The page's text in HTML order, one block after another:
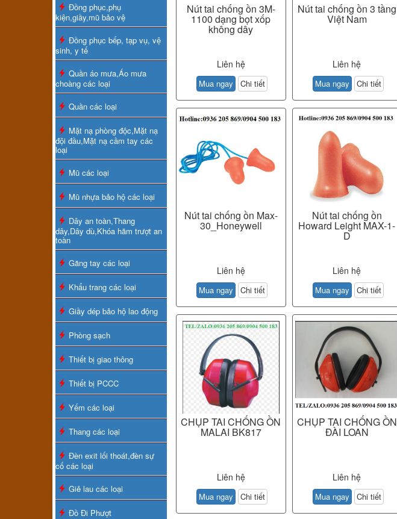
Đồng phục,phụ
kiện,giầy,mũ bảo vệ
Đồng phục bếp, tạp vụ, vệ
sinh, y tế
Quần áo mưa,Áo mưa
choàng các loại
Quần các loại
Mặt nạ phòng độc,Mặt nạ
đội đầu,Mặt nạ cầm tay các
loại
Mũ các loại
Mũ nhựa bảo hộ các loại
Dây an toàn,Thang
dây,Dây dù,Khóa hãm trượt an
toàn
Găng tay các loại
Khẩu trang các loại
Giầy dép bảo hộ lao động
Phòng sạch
Thiết bị giao thông
Thiết bị PCCC
Yếm các loại
Thang các loại
Đèn exit lối thoát,đèn sự
cố các loại
Giẻ lau các loại
Đồ Đi Phượt
Nút tai chống ồn 3M-
1100 dạng bọt xốp
không dây
Liên hệ
Mua ngay Chi tiết
Nút tai chống ồn 3 tầng
Việt Nam
Liên hệ
Mua ngay Chi tiết
Nút tai chống ồn Max-
30_Honeywell
Liên hệ
Mua ngay Chi tiết
Nút tai chống ồn
Howard Leight MAX-1-
D
Liên hệ
Mua ngay Chi tiết
CHỤP TAI CHỐNG ỒN
MALAI BK817
Liên hệ
Mua ngay Chi tiết
CHỤP TAI CHỐNG ỒN
ĐÀI LOAN
Liên hệ
Mua ngay Chi tiết